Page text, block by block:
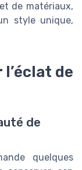
de matériaux,
style unique,
de
de
quelques